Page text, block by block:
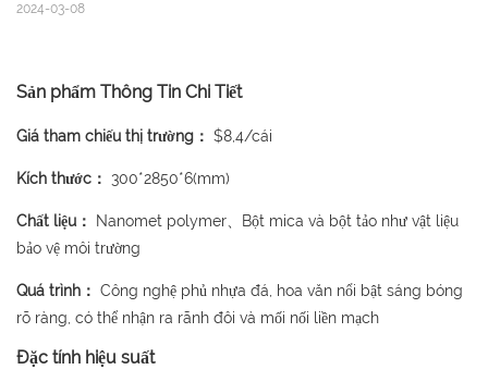
2024-03-08
Sản phẩm Thông Tin Chi Tiết
Giá tham chiếu thị trường： $8,4/cái
Kích thước： 300*2850*6(mm)
Chất liệu：
Nanomet polymer、Bột mica và bột tảo như vật liệu
bảo vệ môi trường
Quá trình： Công nghệ phủ nhựa đá, hoa văn nổi bật sáng bóng
rõ ràng, có thể nhận ra rãnh đôi và mối nối liền mạch
Đặc tính hiệu suất